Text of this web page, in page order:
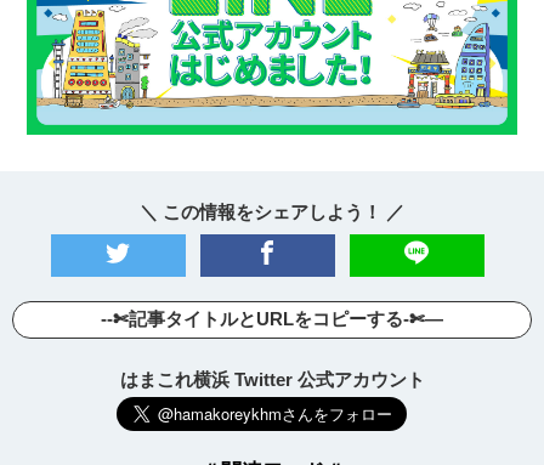
＼ この情報をシェアしよう！ ／
--✄記事タイトルとURLをコピーする-✄—
はまこれ横浜 Twitter 公式アカウント